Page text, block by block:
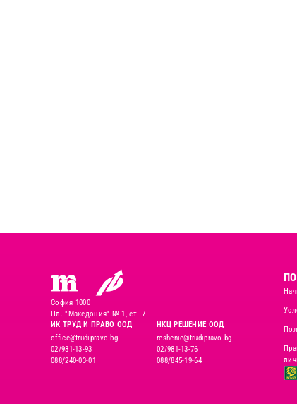
София 1000
Пл. "Македония" № 1, ет. 7
ИК ТРУД И ПРАВО ООД
office@trudipravo.bg
02/981-13-93
088/240-03-01
НКЦ РЕШЕНИЕ ООД
reshenie@trudipravo.bg
02/981-13-76
088/845-19-64